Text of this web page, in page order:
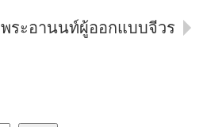
พระอานนท์ผู้ออกแบบจีวร